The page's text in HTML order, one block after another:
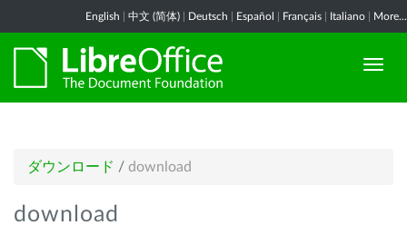
English 中文 (简体) Deutsch Español Français Italiano More...
ダウンロード / download
download